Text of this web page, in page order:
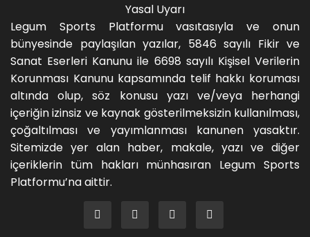
Yasal Uyarı
Legum Sports Platformu vasıtasıyla ve onun
bünyesinde paylaşılan yazılar, 5846 sayılı Fikir ve
Sanat Eserleri Kanunu ile 6698 sayılı Kişisel Verilerin
Korunması Kanunu kapsamında telif hakkı koruması
altında olup, söz konusu yazı ve/veya herhangi
içeriğin izinsiz ve kaynak gösterilmeksizin kullanılması,
çoğaltılması ve yayımlanması kanunen yasaktır.
Sitemizde yer alan haber, makale, yazı ve diğer
içeriklerin tüm hakları münhasıran Legum Sports
Platformu’na aittir.